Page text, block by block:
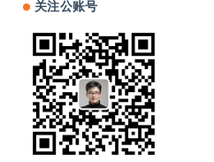
关注公账号